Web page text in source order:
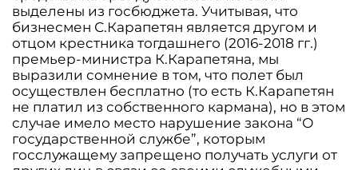
выделены из госбюджета. Учитывая, что
бизнесмен С.Карапетян является другом и
отцом крестника тогдашнего (2016-2018 гг.)
премьер-министра К.Карапетяна, мы
выразили сомнение в том, что полет был
осуществлен бесплатно (то есть К.Карапетян
не платил из собственного кармана), но в этом
случае имело место нарушение закона “О
государственной службе”, которым
госслужащему запрещено получать услуги от